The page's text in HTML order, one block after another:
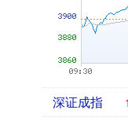
深证成指